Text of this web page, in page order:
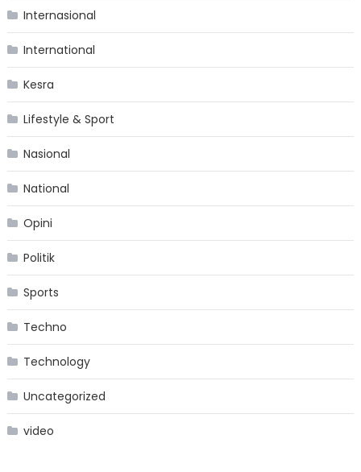
Internasional
International
Kesra
Lifestyle & Sport
Nasional
National
Opini
Politik
Sports
Techno
Technology
Uncategorized
video